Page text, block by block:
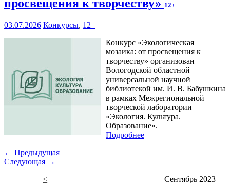
просвещения к творчеству» 12+
03.07.2026 Конкурсы, 12+
Конкурс «Экологическая
мозаика: от просвещения к
творчеству» организован
Вологодской областной
универсальной научной
библиотекой им. И. В. Бабушкина
в рамках Межрегиональной
творческой лаборатории
«Экология. Культура.
Образование».
Подробнее
← Предыдущая
Следующая →
<
Сентябрь 2023